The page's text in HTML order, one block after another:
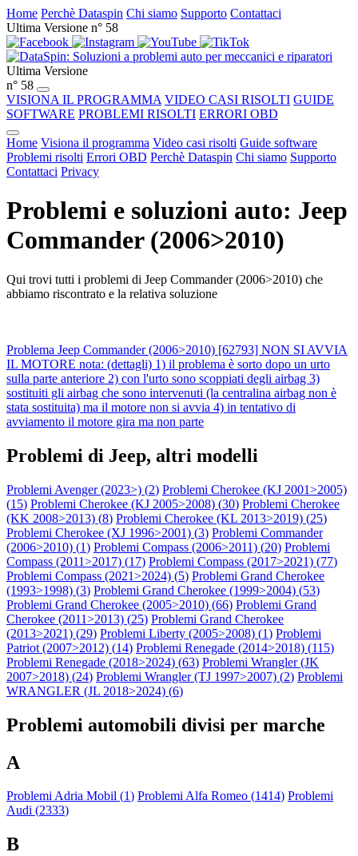
Home Perchè Dataspin Chi siamo Supporto Contattaci
Ultima Versione n° 58
Ultima Versione
n° 58
VISIONA IL PROGRAMMA VIDEO CASI RISOLTI GUIDE
SOFTWARE PROBLEMI RISOLTI ERRORI OBD
Home Visiona il programma Video casi risolti Guide software
Problemi risolti Errori OBD Perchè Dataspin Chi siamo Supporto
Contattaci Privacy
Problemi e soluzioni auto: Jeep
Commander (2006>2010)
Qui trovi tutti i problemi di Jeep Commander (2006>2010) che
abbiamo riscontrato e la relativa soluzione
Problema Jeep Commander (2006>2010) [62793] NON SI AVVIA
IL MOTORE nota: (dettagli) 1) il problema è sorto dopo un urto
sulla parte anteriore 2) con l'urto sono scoppiati degli airbag 3)
sostituiti gli airbag che sono intervenuti (la centralina airbag non è
stata sostituita) ma il motore non si avvia 4) in tentativo di
avviamento il motore gira ma non parte
Problemi di Jeep, altri modelli
Problemi Avenger (2023>) (2) Problemi Cherokee (KJ 2001>2005)
(15) Problemi Cherokee (KJ 2005>2008) (30) Problemi Cherokee
(KK 2008>2013) (8) Problemi Cherokee (KL 2013>2019) (25)
Problemi Cherokee (XJ 1996>2001) (3) Problemi Commander
(2006>2010) (1) Problemi Compass (2006>2011) (20) Problemi
Compass (2011>2017) (17) Problemi Compass (2017>2021) (77)
Problemi Compass (2021>2024) (5) Problemi Grand Cherokee
(1993>1998) (3) Problemi Grand Cherokee (1999>2004) (53)
Problemi Grand Cherokee (2005>2010) (66) Problemi Grand
Cherokee (2011>2013) (25) Problemi Grand Cherokee
(2013>2021) (29) Problemi Liberty (2005>2008) (1) Problemi
Patriot (2007>2012) (14) Problemi Renegade (2014>2018) (115)
Problemi Renegade (2018>2024) (63) Problemi Wrangler (JK
2007>2018) (24) Problemi Wrangler (TJ 1997>2007) (2) Problemi
WRANGLER (JL 2018>2024) (6)
Problemi automobili divisi per marche
A
Problemi Adria Mobil (1) Problemi Alfa Romeo (1414) Problemi
Audi (2333)
B